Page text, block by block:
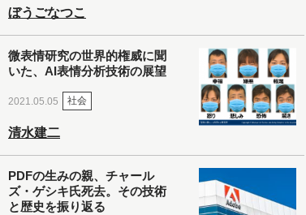
ぼうごなつこ
微表情研究の世界的権威に聞
いた、AI表情分析技術の展望
2021.05.05 社会
清水建二
PDFの生みの親、チャール
ズ・ゲシキ氏死去。その技術
と歴史を振り返る